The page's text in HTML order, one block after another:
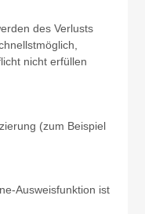
des Verlusts
nicht erfüllen
(zum Beispiel
Ausweisfunktion ist